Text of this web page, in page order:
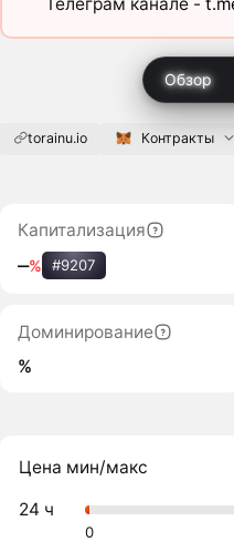
Обзор
torainu.io Контракты
Капитализация
‒% #9207
Доминирование
%
Цена мин/макс
24 ч
0